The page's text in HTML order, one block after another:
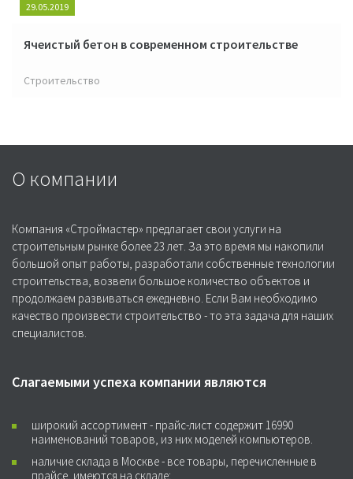
29.05.2019
Ячеистый бетон в современном строительстве
Строительство
О компании
Компания «Строймастер» предлагает свои услуги на
строительным рынке более 23 лет. За это время мы накопили
большой опыт работы, разработали собственные технологии
строительства, возвели большое количество объектов и
продолжаем развиваться ежедневно. Если Вам необходимо
качество произвести строительство - то эта задача для наших
специалистов.
Слагаемыми успеха компании являются
широкий ассортимент - прайс-лист содержит 16990
наименований товаров, из них моделей компьютеров.
наличие склада в Москве - все товары, перечисленные в
прайсе, имеются на складе;